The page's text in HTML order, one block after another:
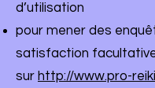
d’utilisation
pour mener des
satisfaction
sur http://www.pro-